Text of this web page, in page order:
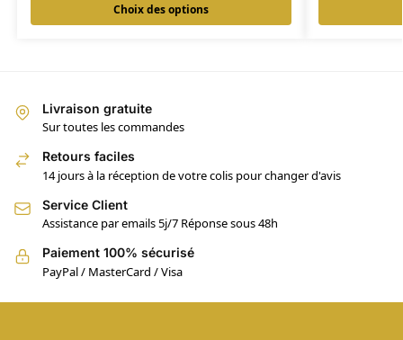
Choix des options
Livraison gratuite
Sur toutes les commandes
Retours faciles
14 jours à la réception de votre colis pour changer d'avis
Service Client
Assistance par emails 5j/7 Réponse sous 48h
Paiement 100% sécurisé
PayPal / MasterCard / Visa